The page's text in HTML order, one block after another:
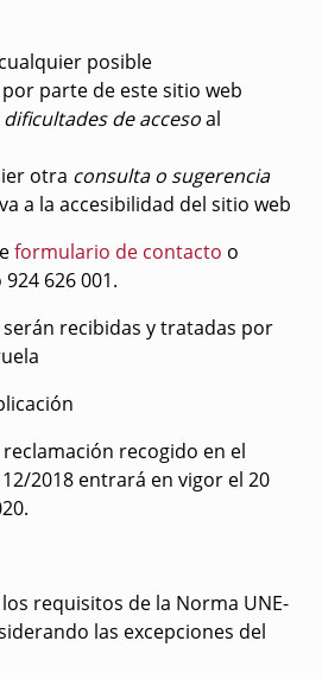
posible
por parte de este sitio web
dificultades de accesoal
otra consulta o sugerencia
a la accesibilidad del sitio web
formulario de contacto o
626 001.
recibidas y tratadas por
recogido en el
2018 entrará en vigor el 20
requisitos de la Norma UNE-
las excepciones del